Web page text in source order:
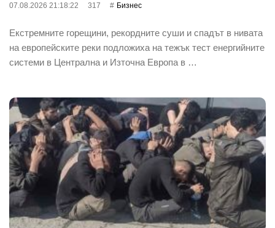
07.08.2026 21:18:22 317 Бизнес
Екстремните горещини, рекордните суши и спадът в нивата
на европейските реки подложиха на тежък тест енергийните
системи в Централна и Източна Европа в …